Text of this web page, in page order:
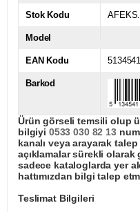
Stok Kodu
Model
EAN Kodu
Barkod
Ürün görseli temsili olup
bilgiyi 0533 030 82 13
kanalı veya arayarak
açıklamalar sürekli olarak
sadece kataloglarda yer
hattımızdan bilgi talep
Teslimat Bilgileri